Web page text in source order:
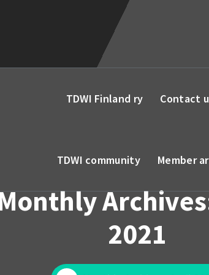
TDWI Finland ry Contact
TDWI community Member
2021